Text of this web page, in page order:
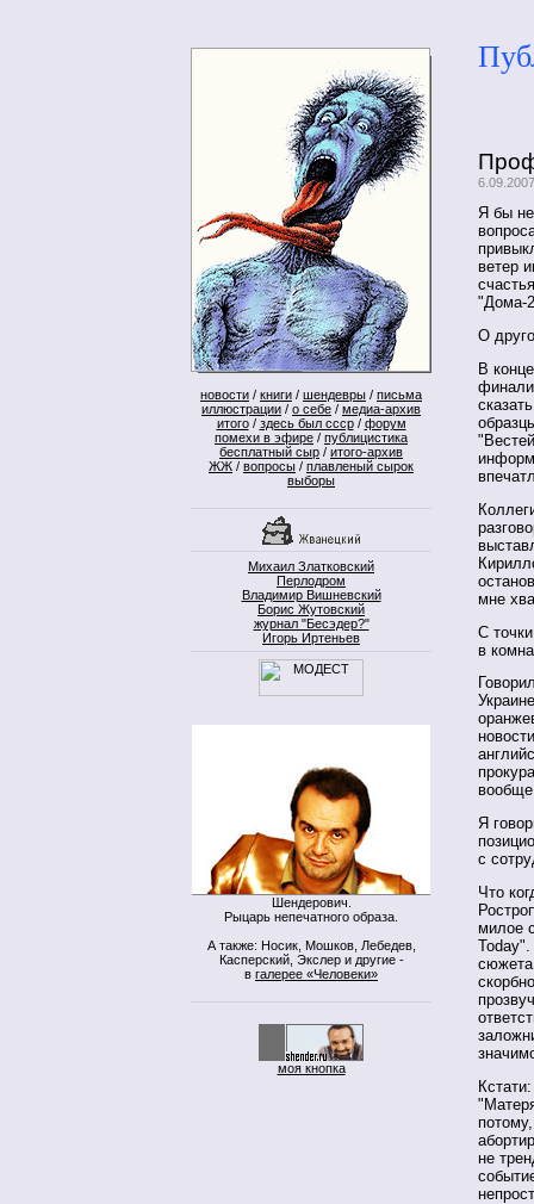
новости / книги / шендевры / письма
иллюстрации / о себе / медиа-архив
итого/ здесь был ссср/ форум
помехи в эфире / публицистика
бесплатный сыр / итого-архив
ЖЖ / вопросы / плавленый сырок
выборы
Михаил Златковский
Перлодром
Владимир Вишневский
Борис Жутовский
журнал "Бесэдер?"
Игорь Иртеньев
Шендерович.
Рыцарь непечатного образа.
А также: Носик, Мошков, Лебедев,
Касперский, Экслер и другие -
в галерее «Человеки»
моя кнопка
Я бы не
ветер
"Дома-
О
В
мне
С
в
Я
с
Что
милое
Today".
сюжета
не